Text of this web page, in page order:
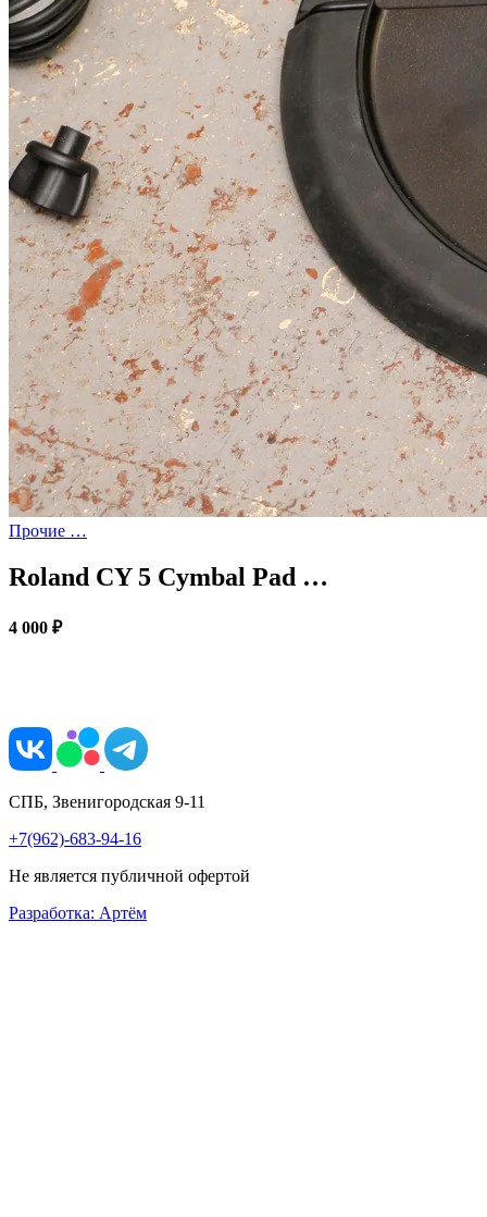
Прочие …
Roland CY 5 Cymbal Pad …
4 000 ₽
СПБ, Звенигородская 9-11
+7(962)-683-94-16
Не является публичной офертой
Разработка: Артём